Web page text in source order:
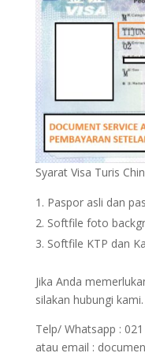
Syarat Visa Turis
Paspor asli dan
Softfile foto
Softfile KTP dan
Jika Anda
silakan hubungi kami.
Telp/ Whatsapp :
atau email :